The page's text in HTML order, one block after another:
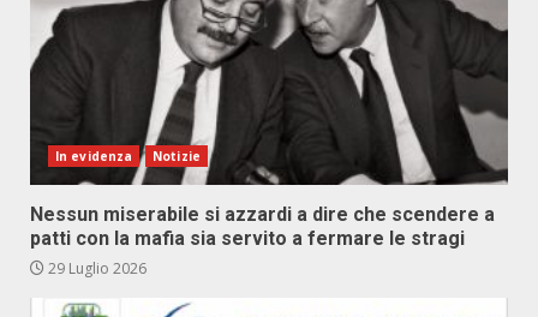
In evidenza Notizie
Nessun miserabile si azzardi a dire che scendere a
patti con la mafia sia servito a fermare le stragi
29 Luglio 2026